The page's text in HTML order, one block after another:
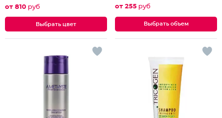
от 810 руб
Выбрать цвет
от 255 руб
Выбрать объем